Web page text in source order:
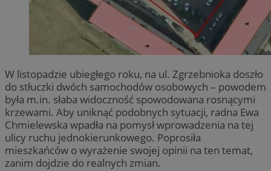
W listopadzie ubiegłego roku, na ul. Zgrzebnioka doszło
do stłuczki dwóch samochodów osobowych – powodem
była m.in. słaba widoczność spowodowana rosnącymi
krzewami. Aby uniknąć podobnych sytuacji, radna Ewa
Chmielewska wpadła na pomysł wprowadzenia na tej
ulicy ruchu jednokierunkowego. Poprosiła
mieszkańców o wyrażenie swojej opinii na ten temat,
zanim dojdzie do realnych zmian.